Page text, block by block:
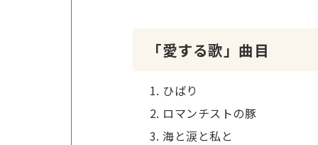
「愛する歌」曲目
ひばり
ロマンチストの豚
海と涙と私と